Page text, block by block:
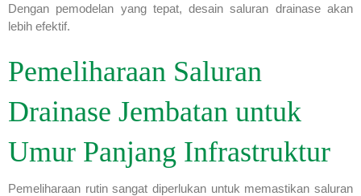
Dengan pemodelan yang tepat, desain saluran drainase akan
lebih efektif.
Pemeliharaan Saluran
Drainase Jembatan untuk
Umur Panjang Infrastruktur
Pemeliharaan rutin sangat diperlukan untuk memastikan saluran